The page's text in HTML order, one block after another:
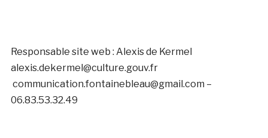
Responsable site web : Alexis de Kermel
alexis.dekermel@culture.gouv.fr
communication.fontainebleau@gmail.com –
06.83.53.32.49